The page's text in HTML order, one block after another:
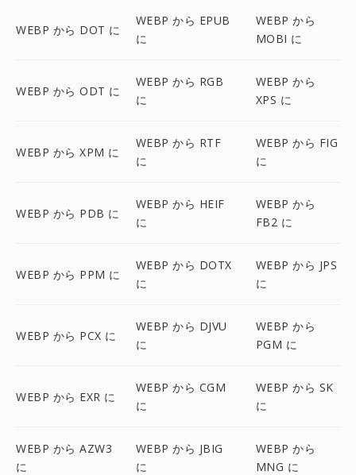
WEBP から DOT に
WEBP から EPUB
に
WEBP から
MOBI に
WEBP から ODT に
WEBP から RGB
に
WEBP から
XPS に
WEBP から XPM に
WEBP から RTF
に
WEBP から FIG
に
WEBP から PDB に
WEBP から HEIF
に
WEBP から
FB2 に
WEBP から PPM に
WEBP から DOTX
に
WEBP から JPS
に
WEBP から PCX に
WEBP から DJVU
に
WEBP から
PGM に
WEBP から EXR に
WEBP から CGM
に
WEBP から SK
に
WEBP から AZW3
に
WEBP から JBIG
に
WEBP から
MNG に